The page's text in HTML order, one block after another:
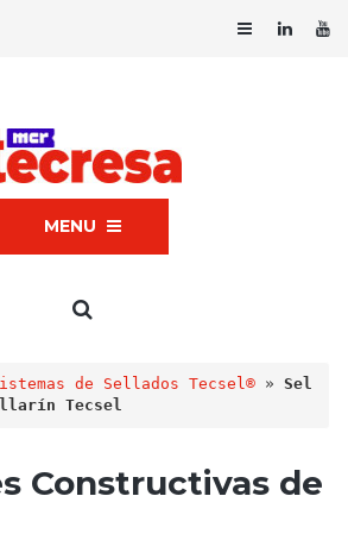
MENU
de Sellados Tecsel® » Sel
Tecsel
Constructivas de